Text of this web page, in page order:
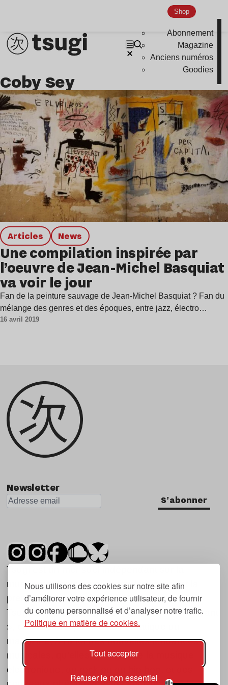
Nous utilisons des cookies sur notre site afin
d’améliorer votre expérience utilisateur, de fournir
du contenu personnalisé et d’analyser notre trafic.
Politique en matière de cookies.
Tout accepter
Refuser le non essentiel
Shop
Abonnement
Magazine
Anciens numéros
Goodies
Coby Sey
Articles news
Une compilation inspirée par
l’oeuvre de Jean-Michel Basquiat
va voir le jour
Fan de la peinture sauvage de Jean-Michel Basquiat ? Fan du
mélange des genres et des époques, entre jazz, électro…
16 avril 2019
Newsletter
S'abonner
Tsugi est un mensuel indépendant sur la
musique et les nouvelles tendances, dont la
première parution date de 2007.
Tsugi en japonais signifie « prochain », « suivant
», ce qui correspond à la thématique du
magazine, à l’affût des nouvelles tendances
musicales, qu’elles viennent de la musique
électronique, du rock ou du hip hop, et des